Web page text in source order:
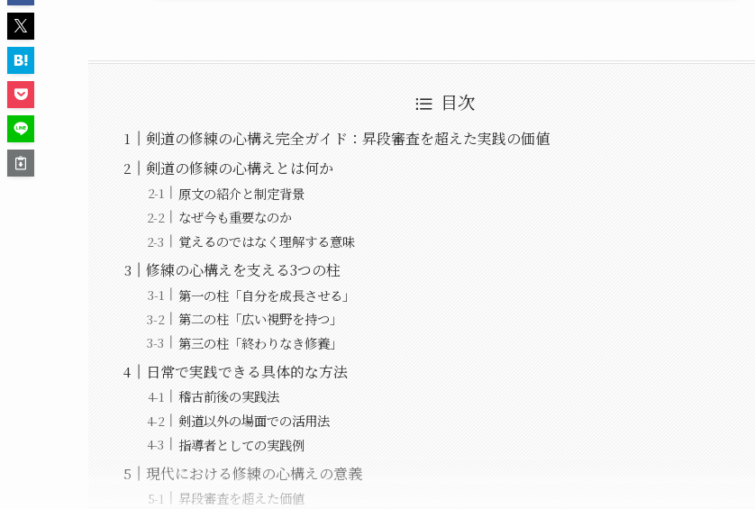
目次
剣道の修練の心構え完全ガイド：昇段審査を超えた実践の価値
剣道の修練の心構えとは何か
原文の紹介と制定背景
なぜ今も重要なのか
覚えるのではなく理解する意味
修練の心構えを支える3つの柱
第一の柱「自分を成長させる」
第二の柱「広い視野を持つ」
第三の柱「終わりなき修養」
日常で実践できる具体的な方法
稽古前後の実践法
剣道以外の場面での活用法
指導者としての実践例
現代における修練の心構えの意義
昇段審査を超えた価値